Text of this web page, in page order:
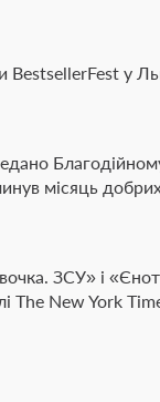
BestsellerFest у
місяць
ЗСУ» і «Єнот
The New York